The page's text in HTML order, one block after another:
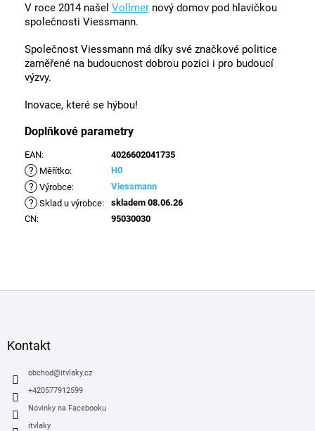
V roce 2014 našel Vollmer nový domov pod hlavičkou
společnosti Viessmann.
Společnost Viessmann má díky své značkové politice
zaměřené na budoucnost dobrou pozici i pro budoucí
výzvy.
Inovace, které se hýbou!
Doplňkové parametry
EAN: 4026602041735
? Měřítko: H0
? Výrobce: Viessmann
? Sklad u výrobce:
skladem 08.06.26
CN: 95030030
Kontakt
obchod@itvlaky.cz
+420577912599
Novinky na Facebooku
itvlaky